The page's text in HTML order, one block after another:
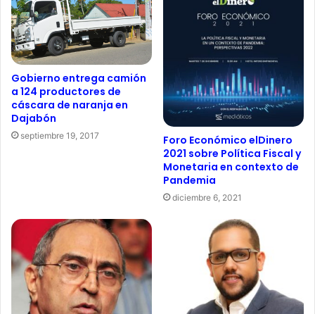
Gobierno entrega camión
a 124 productores de
cáscara de naranja en
Dajabón
septiembre 19, 2017
Foro Económico elDinero
2021 sobre Política Fiscal y
Monetaria en contexto de
Pandemia
diciembre 6, 2021